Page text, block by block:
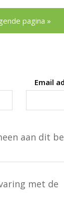
pagina »
Email
aan dit
met de